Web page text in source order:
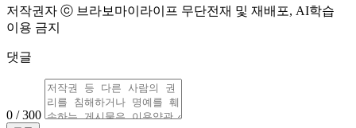
저작권자 ⓒ 브라보마이라이프 무단전재 및 재배포, AI학습
이용 금지
댓글
0 / 300